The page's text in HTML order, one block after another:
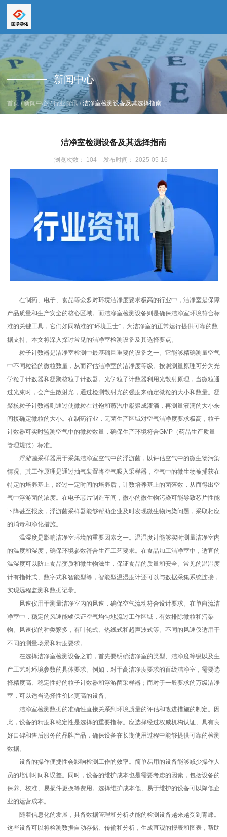
全国服务热线
19157616862
全国服务热线
15669159195新闻中心
首页 /新闻中心 /行业资讯 / 洁净室检测设备及其选择指南
洁净室检测设备及其选择指南
浏览次数： 104 发布时间： 2025-05-16
在制药、电子、食品等众多对环境洁净度要求极高的行业中，洁净室是保障
产品质量和生产安全的核心区域。而洁净室检测设备则是确保洁净室环境符合标
准的关键工具，它们如同精准的“环境卫士”，为洁净室的正常运行提供可靠的数
据支持。本文将深入探讨常见的洁净室检测设备及其选择要点。
粒子计数器是洁净室检测中最基础且重要的设备之一。它能够精确测量空气
中不同粒径的微粒数量，从而评估洁净室的洁净度等级。按照测量原理可分为光
学粒子计数器和凝聚核粒子计数器。光学粒子计数器利用光散射原理，当微粒通
过光束时，会产生散射光，通过检测散射光的强度来确定微粒的大小和数量。凝
聚核粒子计数器则通过使微粒在过饱和蒸汽中凝聚成液滴，再测量液滴的大小来
间接确定微粒的大小。在制药行业，无菌生产区域对空气洁净度要求极高，粒子
计数器可实时监测空气中的微粒数量，确保生产环境符合GMP（药品生产质量
管理规范）标准。
浮游菌采样器用于采集洁净室空气中的浮游菌，以评估空气中的微生物污染
情况。其工作原理是通过抽气装置将空气吸入采样器，空气中的微生物被捕获在
特定的培养基上，经过一定时间的培养后，计数培养基上的菌落数，从而得出空
气中浮游菌的浓度。在电子芯片制造车间，微小的微生物污染可能导致芯片性能
下降甚至报废，浮游菌采样器能够帮助企业及时发现微生物污染问题，采取相应
的消毒和净化措施。
温湿度是影响洁净室环境的重要因素之一。温湿度计能够实时测量洁净室内
的温度和湿度，确保环境参数符合生产工艺要求。在食品加工洁净室中，适宜的
温湿度可以防止食品变质和微生物滋生，保证食品的质量和安全。常见的温湿度
计有指针式、数字式和智能型等，智能型温湿度计还可以与数据采集系统连接，
实现远程监测和数据记录。
风速仪用于测量洁净室内的风速，确保空气流动符合设计要求。在单向流洁
净室中，稳定的风速能够保证空气均匀地流过工作区域，有效排除微粒和污染
物。风速仪的种类繁多，有叶轮式、热线式和超声波式等。不同的风速仪适用于
不同的测量场景和精度要求。
在选择洁净室检测设备之前，首先要明确洁净室的类型、洁净度等级以及生
产工艺对环境参数的具体要求。例如，对于高洁净度要求的百级洁净室，需要选
择精度高、稳定性好的粒子计数器和浮游菌采样器；而对于一般要求的万级洁净
室，可以适当选择性价比更高的设备。
洁净室检测数据的准确性直接关系到环境质量的评估和改进措施的制定。因
此，设备的精度和稳定性是选择的重要指标。应选择经过权威机构认证、具有良
好口碑和售后服务的品牌产品，确保设备在长期使用过程中能够提供可靠的检测
数据。
设备的操作便捷性会影响检测工作的效率。简单易用的设备能够减少操作人
员的培训时间和误差。同时，设备的维护成本也是需要考虑的因素，包括设备的
保养、校准、易损件更换等费用。选择维护成本低、易于维护的设备可以降低企
业的运营成本。
随着信息化的发展，具备数据管理和分析功能的检测设备越来越受到青睐。
这些设备可以将检测数据自动存储、传输和分析，生成直观的报表和图表，帮助